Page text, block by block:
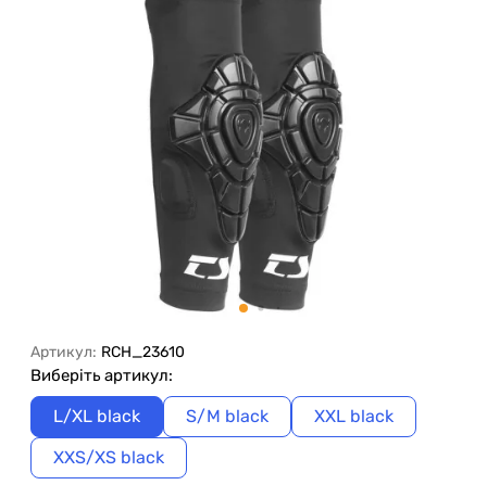
Артикул: RCH_23610
Виберіть артикул:
L/XL black S/M black
XXL black
XXS/XS black